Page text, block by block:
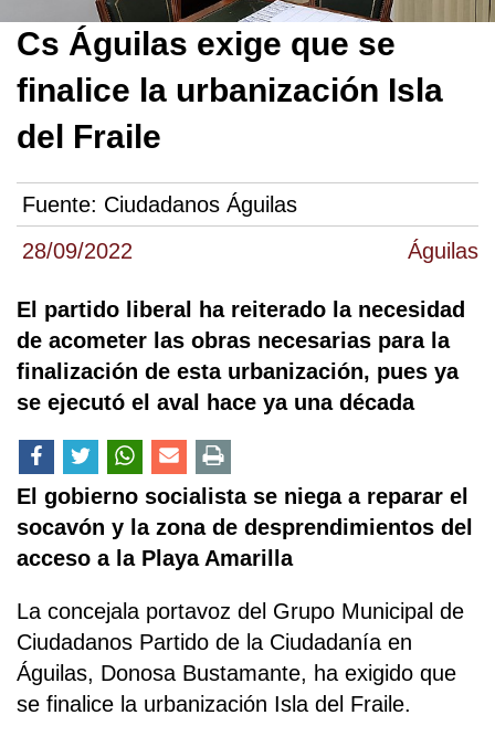
28/09/2022 Águilas
Cs Águilas exige que se
finalice la urbanización Isla
del Fraile
Fuente: Ciudadanos Águilas
El partido liberal ha reiterado la necesidad
de acometer las obras necesarias para la
finalización de esta urbanización, pues ya
se ejecutó el aval hace ya una década
El gobierno socialista se niega a reparar el
socavón y la zona de desprendimientos del
acceso a la Playa Amarilla
La concejala portavoz del Grupo Municipal de
Ciudadanos Partido de la Ciudadanía en
Águilas, Donosa Bustamante, ha exigido que
se finalice la urbanización Isla del Fraile.